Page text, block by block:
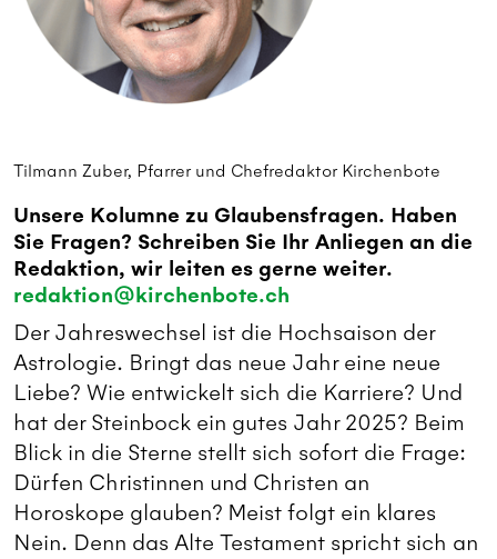
Tilmann Zuber, Pfarrer und Chefredaktor Kirchenbote
Unsere Kolumne zu Glaubensfragen. Haben
Sie Fragen? Schreiben Sie Ihr Anliegen an die
Redaktion, wir leiten es gerne weiter.
redaktion@kirchenbote.ch
Der Jahreswechsel ist die Hochsaison der
Astrologie. Bringt das neue Jahr eine neue
Liebe? Wie entwickelt sich die Karriere? Und
hat der Steinbock ein gutes Jahr 2025? Beim
Blick in die Sterne stellt sich sofort die Frage:
Dürfen Christinnen und Christen an
Horoskope glauben? Meist folgt ein klares
Nein. Denn das Alte Testament spricht sich an